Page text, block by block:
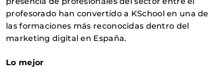
profesorado han convertido a KSchool en una de
las formaciones más reconocidas dentro del
marketing digital en España.
Lo mejor